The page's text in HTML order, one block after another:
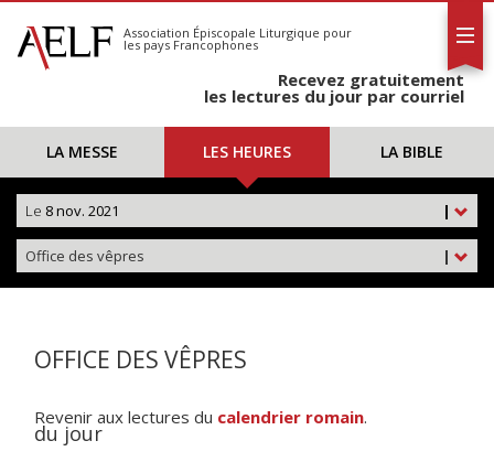
S'abonner
Calendrier
Association Épiscopale Liturgique pour
les pays Francophones
Recevez gratuitement
les lectures du jour par courriel
LA MESSE LES HEURES LA BIBLE
|
Le 8 nov. 2021
|
Office des vêpres
OFFICE DES VÊPRES
Revenir aux lectures du calendrier romain.
du jour